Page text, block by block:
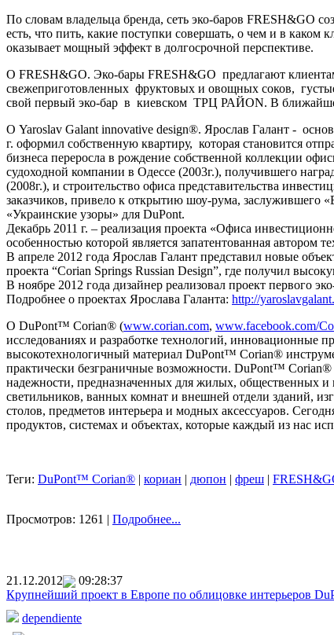
По словам владельца бренда, сеть эко-баров FRESH&GO
есть, что пить, какие поступки совершать, о чем и в
оказывает мощный эффект в долгосрочной перспективе.
О FRESH&GO. Эко-бары FRESH&GO предлагают
свежеприготовленных фруктовых и овощных соков,
свой первый эко-бар в киевском ТРЦ РАЙON. В
О Yaroslav Galant innovative design®. Ярослав Галант -
г. оформил собственную квартиру, которая становится
бизнеса переросла в рождение собственной коллекции
судоходной компании в Одессе (2003г.), получившего
(2008г.), и строительство офиса представительства
заказчиков, привело к открытию шоу-рума, заслужившего
«Украинские узоры» для DuPont.
Декабрь 2011 г. – реализация проекта «Офиса
особенностью которой является запатентованная автором
В апреле 2012 года Ярослав Галант представил новые
проекта “Corian Springs Russian Design”, где получил
В ноябре 2012 года дизайнер реализовал проект первого
Подробнее о проектах Ярослава Галанта: http://
О DuPont™ Corian® (www.corian.com, www.facebook.com/
исследованиях и разработке технологий, инновационные
высокотехнологичный материал DuPont™ Corian®
практически безграничные возможности. DuPont™
надежности, предназначенных для жилых, общественных и
светильников, ванных комнат и внешней отдели зданий,
столов, предметов интерьера и модных аксессуаров.
продуктов, системах и объектах, которые каждый из нас
Теги: DuPont™ Corian® | кориан | дюпон | фреш |
Просмотров: 1261 | Подробнее...
21.12.2012
09:28:37
Крупнейший проект в Европе по облицовке интерьеров
dependiente